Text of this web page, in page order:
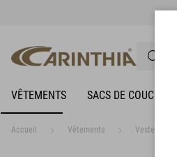
VÊTEMENTS SACS DE COUCHAGE
Accueil Vêtements Vestes